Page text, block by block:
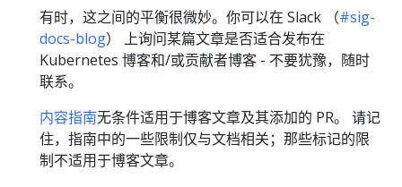
有时，这之间的平衡很微妙。你可以在 Slack （#sig-
docs-blog） 上询问某篇文章是否适合发布在
Kubernetes 博客和/或贡献者博客 - 不要犹豫，随时
联系。
内容指南无条件适用于博客文章及其添加的 PR。 请记
住，指南中的一些限制仅与文档相关；那些标记的限
制不适用于博客文章。